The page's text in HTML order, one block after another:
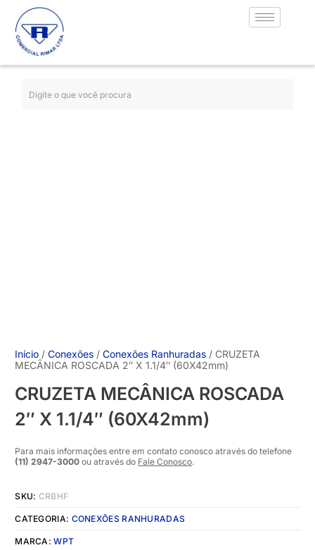
Início /Conexões /Conexões Ranhuradas / CRUZETA
MECÂNICA ROSCADA 2″ X 1.1/4″ (60X42mm)
CRUZETA MECÂNICA ROSCADA
2″ X 1.1/4″ (60X42mm)
Para mais informações entre em contato conosco através do telefone
(11) 2947-3000 ou através do Fale Conosco.
SKU: CRBHF
CATEGORIA: CONEXÕES RANHURADAS
MARCA:WPT